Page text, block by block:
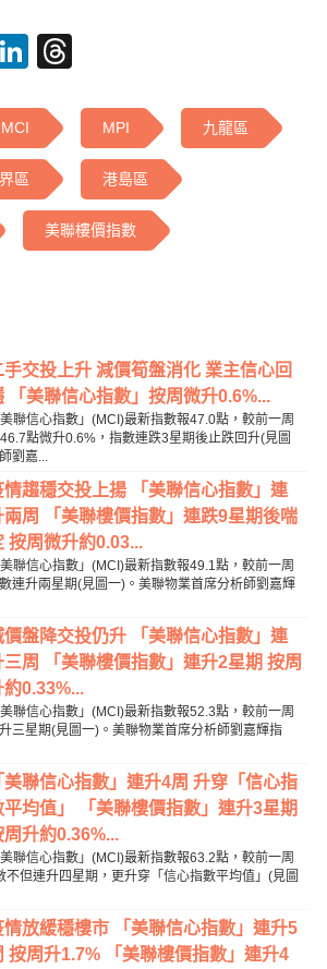
LineLinkedIn
MCI MPI 九龍區
區 港島區
美聯樓價指數
手交投上升 減價筍盤消化 業主信心回
「美聯信心指數」按周微升0.6%...
美聯信心指數」(MCI)最新指數報47.0點，較前一周
點微升0.6%，指數連跌3星期後止跌回升(見圖
劉嘉...
情趨穩交投上揚 「美聯信心指數」連
兩周 「美聯樓價指數」連跌9星期後喘
按周微升約0.03...
美聯信心指數」(MCI)最新指數報49.1點，較前一周
連升兩星期(見圖一)。美聯物業首席分析師劉嘉輝
價盤降交投仍升 「美聯信心指數」連
三周 「美聯樓價指數」連升2星期 按周
約0.33%...
美聯信心指數」(MCI)最新指數報52.3點，較前一周
三星期(見圖一)。美聯物業首席分析師劉嘉輝指
美聯信心指數」連升4周 升穿「信心指
平均值」 「美聯樓價指數」連升3星期
周升約0.36%...
美聯信心指數」(MCI)最新指數報63.2點，較前一周
但連升四星期，更升穿「信心指數平均值」(見圖
情放緩穩樓市 「美聯信心指數」連升5
按周升1.7% 「美聯樓價指數」連升4